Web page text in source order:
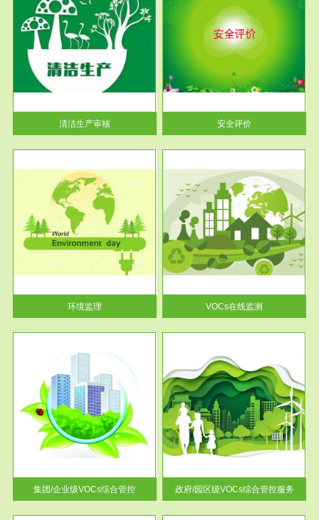
清洁生产审核
服务范围
安全评价
安全评价安全评价目的是查找、
分析和预测工程、系统、生产经
营活...
安全评价
环境监理
服务范围
VOCs在线监测
根据《重点区域大气污染防
治“十二五”规划》有机废气净化
率达...
VOCs在线监测
集团/企业级VOCs综合管控
服务范围
政府/园区级VOCs综合管控服务
根据《石化行业挥发性有机物综
合整治方案》文件要求，到2017
年，全...
政府/园区级VOCs综合管控服务